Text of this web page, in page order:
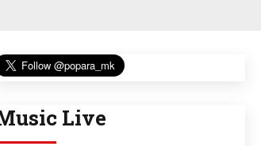
Live